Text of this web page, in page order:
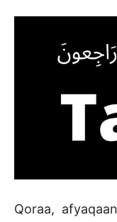
Qoraa,